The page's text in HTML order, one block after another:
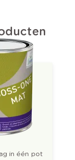
in één pot